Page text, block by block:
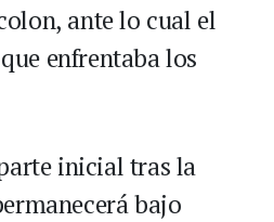
ante lo cual el
enfrentaba los
inicial tras la
bajo